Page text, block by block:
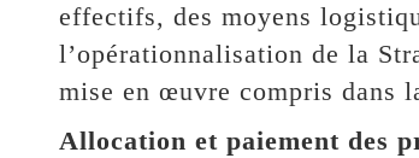
effectifs, des moyens
l’opérationnalisation de la
mise en œuvre compris dans
Allocation et paiement des